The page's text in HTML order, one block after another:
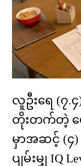
လူဦးရေ (၇.၄
တိုးတက်တဲ့ ဟေ
မှာအဆင့် (၄
ပျမ်းမျှ IQ